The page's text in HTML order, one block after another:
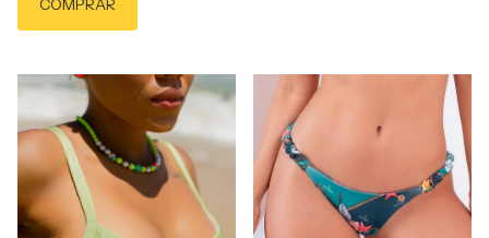
COMPRAR